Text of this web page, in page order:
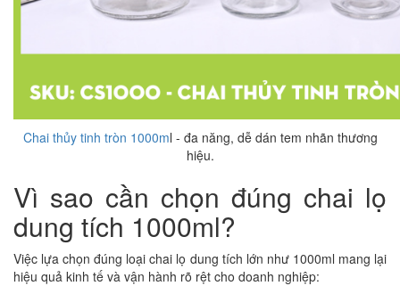
Chai thủy tinh tròn 1000ml - đa năng, dễ dán tem nhãn thương
hiệu.
Vì sao cần chọn đúng chai lọ
dung tích 1000ml?
Việc lựa chọn đúng loại chai lọ dung tích lớn như 1000ml mang lại
hiệu quả kinh tế và vận hành rõ rệt cho doanh nghiệp: